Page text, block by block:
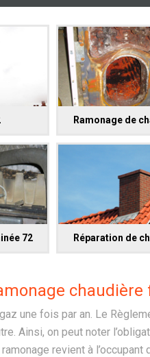
Ramonage de
72 Réparation de
chaudière
une fois par an. Le
Ainsi, on peut noter
revient à